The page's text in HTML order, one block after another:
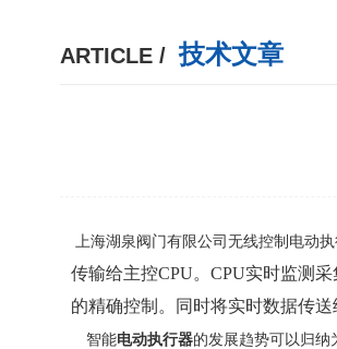
ARTICLE / 技术文章
上海湖泉阀门有限公司无线控制电动
传输给主控CPU。CPU实时监测
的精确控制。同时将实时数据传送
智能电动执行器的发展趋势可以归